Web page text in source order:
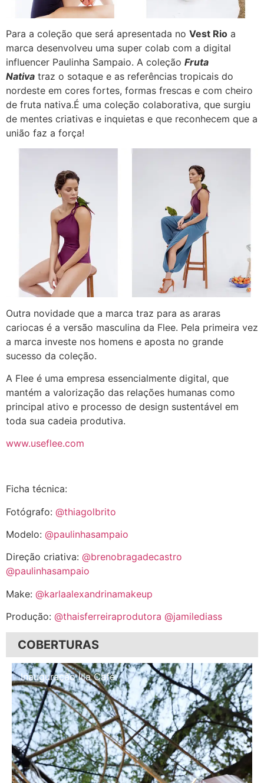
Para a coleção que será apresentada no Vest Rio a
marca desenvolveu uma super colab com a digital
influencer Paulinha Sampaio. A coleção Fruta
Nativa traz o sotaque e as referências tropicais do
nordeste em cores fortes, formas frescas e com cheiro
de fruta nativa.É uma coleção colaborativa, que surgiu
de mentes criativas e inquietas e que reconhecem que a
união faz a força!
Outra novidade que a marca traz para as araras
cariocas é a versão masculina da Flee. Pela primeira vez
a marca investe nos homens e aposta no grande
sucesso da coleção.
A Flee é uma empresa essencialmente digital, que
mantém a valorização das relações humanas como
principal ativo e processo de design sustentável em
toda sua cadeia produtiva.
www.useflee.com
Ficha técnica:
Fotógrafo: @thiagolbrito
Modelo: @paulinhasampaio
Direção criativa: @brenobragadecastro
@paulinhasampaio
Make: @karlaalexandrinamakeup
Produção: @thaisferreiraprodutora @jamilediass
COBERTURAS
Inauguração Illa Café